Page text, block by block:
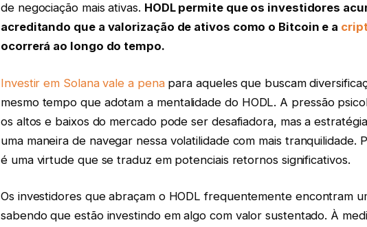
de negociação mais ativas. HODL permite que os investidores
acreditando que a valorização de ativos como o Bitcoin e a
ocorrerá ao longo do tempo.
Investir em Solana vale a penapara aqueles que buscam
mesmo tempo que adotam a mentalidade do HODL. A pressão
os altos e baixos do mercado pode ser desafiadora, mas a
uma maneira de navegar nessa volatilidade com mais tranquilidade.
é uma virtude que se traduz em potenciais retornos significativos.
Os investidores que abraçam o HODL frequentemente encontram
sabendo que estão investindo em algo com valor sustentado. À